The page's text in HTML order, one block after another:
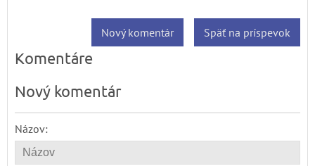
Späť na príspevok
Nový komentár
Komentáre
Nový komentár
Názov: